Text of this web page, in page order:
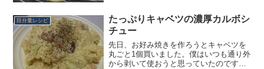
か冷めないという嬉しい...
目分量レシピ
たっぷりキャベツの濃厚カルボシ
チュー
先日、お好み焼きを作ろうとキャベツを
丸ごと1個買いました。僕はいつも通り外
から剥いて使おうと思っていたのです